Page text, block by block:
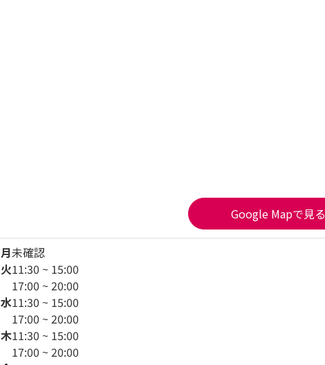
Google Mapで見る
月未確認
火11:30 ~ 15:00
17:00 ~ 20:00
水11:30 ~ 15:00
17:00 ~ 20:00
木11:30 ~ 15:00
17:00 ~ 20:00